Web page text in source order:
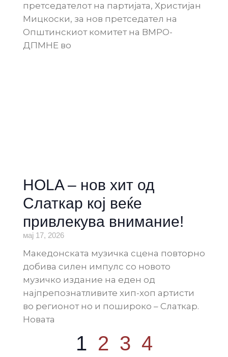
претседателот на партијата, Христијан
Мицкоски, за нов претседател на
Општинскиот комитет на ВМРО-
ДПМНЕ во
HOLA – нов хит од
Слаткар кој веќе
привлекува внимание!
мај 17, 2026
Македонската музичка сцена повторно
добива силен импулс со новото
музичко издание на еден од
најпрепознатливите хип-хоп артисти
во регионот но и пошироко – Слаткар.
Новата
1 2 3 4